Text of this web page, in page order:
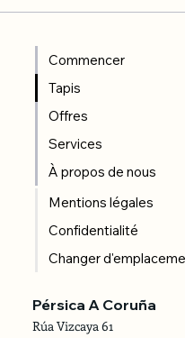
Commencer
Tapis
Offres
Services
À propos de nous
Mentions légales
Confidentialité
Changer
Pérsica A Coruña
Rúa Vizcaya 61